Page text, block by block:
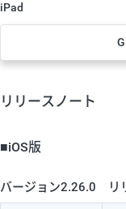
iPad
リリースノート
■iOS版
バージョン2.26.0 リ